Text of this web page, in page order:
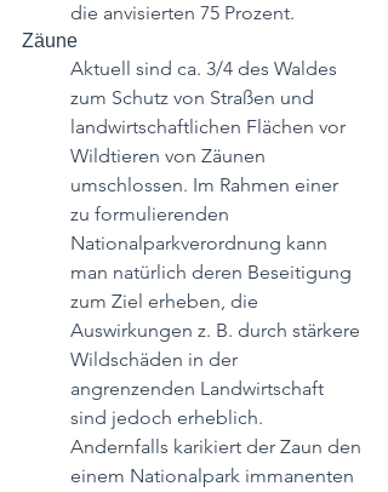
die anvisierten 75 Prozent.
Zäune
Aktuell sind ca. 3/4 des Waldes
zum Schutz von Straßen und
landwirtschaftlichen Flächen vor
Wildtieren von Zäunen
umschlossen. Im Rahmen einer
zu formulierenden
Nationalparkverordnung kann
man natürlich deren Beseitigung
zum Ziel erheben, die
Auswirkungen z. B. durch stärkere
Wildschäden in der
angrenzenden Landwirtschaft
sind jedoch erheblich.
Andernfalls karikiert der Zaun den
einem Nationalpark immanenten